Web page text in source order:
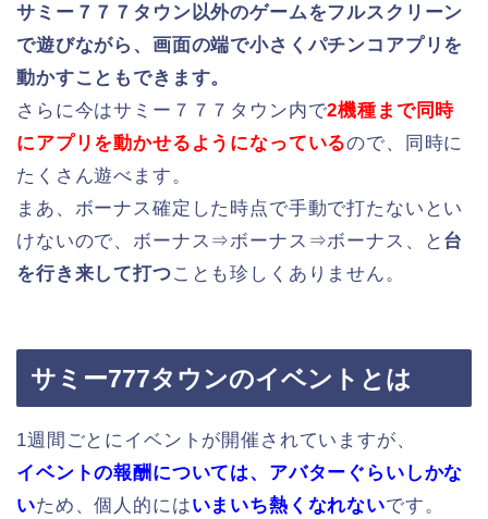
サミー７７７タウン以外のゲームをフルスクリーン
で遊びながら、画面の端で小さくパチンコアプリを
動かすこともできます。
さらに今はサミー７７７タウン内で2機種まで同時
にアプリを動かせるようになっているので、同時に
たくさん遊べます。
まあ、ボーナス確定した時点で手動で打たないとい
けないので、ボーナス⇒ボーナス⇒ボーナス、と 台
を行き来して打つことも珍しくありません。
サミー777タウンのイベントとは
1週間ごとにイベントが開催されていますが、
イベントの報酬については、アバターぐらいしかな
いため、個人的にはいまいち熱くなれないです。